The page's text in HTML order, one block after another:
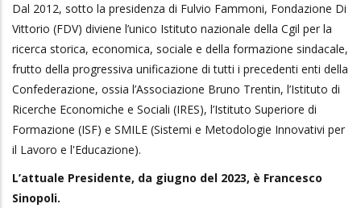
Dal 2012, sotto la presidenza di Fulvio Fammoni, Fondazione Di
Vittorio (FDV) diviene l’unico Istituto nazionale della Cgil per la
ricerca storica, economica, sociale e della formazione sindacale,
frutto della progressiva unificazione di tutti i precedenti enti della
Confederazione, ossia l’Associazione Bruno Trentin, l’Istituto di
Ricerche Economiche e Sociali (IRES), l’Istituto Superiore di
Formazione (ISF) e SMILE (Sistemi e Metodologie Innovativi per
il Lavoro e l'Educazione).
L’attuale Presidente, da giugno del 2023, è Francesco
Sinopoli.